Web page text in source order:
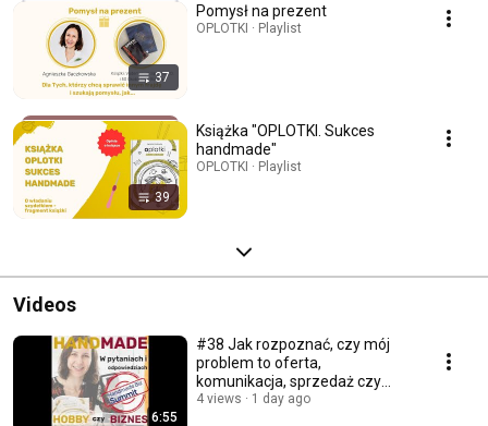
37
Pomysł na prezent
OPLOTKI · Playlist
39
Książka "OPLOTKI. Sukces
handmade"
OPLOTKI · Playlist
Videos
6:55
#38 Jak rozpoznać, czy mój
problem to oferta,
komunikacja, sprzedaż czy
organizacja pracy?
4 views 1 day ago